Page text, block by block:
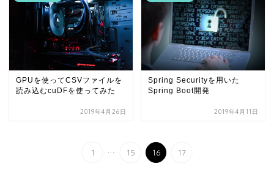
GPUを使ってCSVファイルを
読み込むcuDFを使ってみた
2019年4月26日
Spring Securityを用いた
Spring Boot開発
2019年4月11日
1 ... 15 16 17